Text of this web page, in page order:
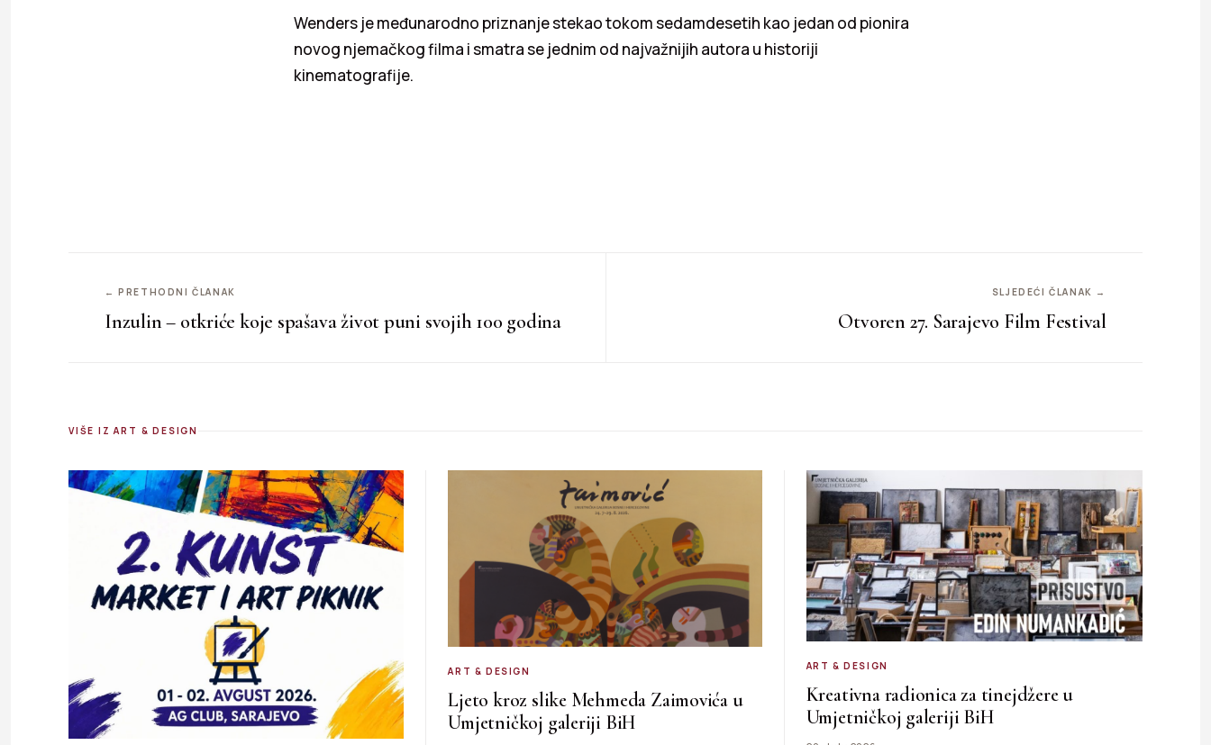
Wenders je međunarodno priznanje stekao tokom sedamdesetih kao jedan od pionira
novog njemačkog filma i smatra se jednim od najvažnijih autora u historiji
kinematografije.
← PRETHODNI ČLANAK
Inzulin – otkriće koje spašava život puni svojih 100 godina
SLJEDEĆI ČLANAK →
Otvoren 27. Sarajevo Film Festival
VIŠE IZ ART & DESIGN
ART & DESIGN
Ljeto kroz slike Mehmeda Zaimovića u
Umjetničkoj galeriji BiH
ART & DESIGN
Kreativna radionica za tinejdžere u
Umjetničkoj galeriji BiH